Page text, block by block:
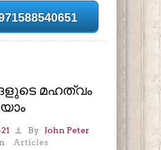
മഹത്വം
By
John Peter
Articles